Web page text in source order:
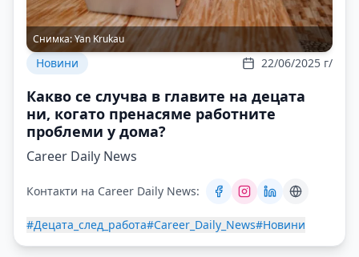
Снимка:Yan Krukau
Новини 22/06/2025 г/
Какво се случва в главите на децата
ни, когато пренасяме работните
проблеми у дома?
Career Daily News
Контакти на Career Daily News:
#Децата_след_работа#Career_Daily_News#Новини